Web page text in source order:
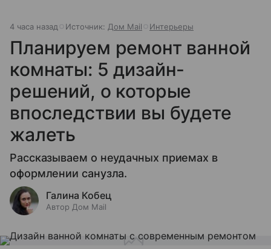
4 часа назад Источник: Дом Mail Интерьеры
Планируем ремонт ванной
комнаты: 5 дизайн-
решений, о которые
впоследствии вы будете
жалеть
Рассказываем о неудачных приемах в
оформлении санузла.
Галина Кобец
Автор Дом Mail